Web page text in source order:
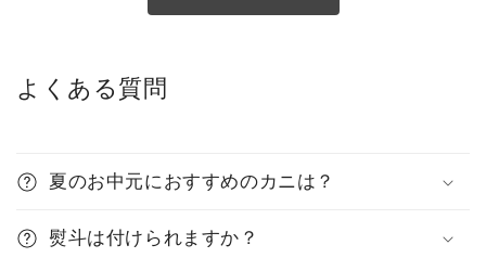
よくある質問
夏のお中元におすすめのカニは？
熨斗は付けられますか？